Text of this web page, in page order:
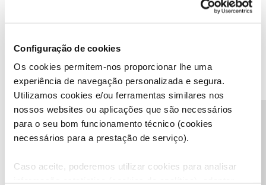
Configuração de cookies
Os cookies permitem-nos proporcionar lhe uma
experiência de navegação personalizada e segura.
Utilizamos cookies e/ou ferramentas similares nos
nossos websites ou aplicações que são necessários
para o seu bom funcionamento técnico (cookies
necessários para a prestação de serviço).
Caso aceite, poderemos utilizar cookies para analisar
Olá@frvictor,
Para podermos ajudar, pedimos que nos envie uma mensagem
privada com o seu número de cliente ou número de contribuinte
para o perfil@Fórum , por favor.
como "Melhor Resposta" e faça "Like" nos melhores comentários.